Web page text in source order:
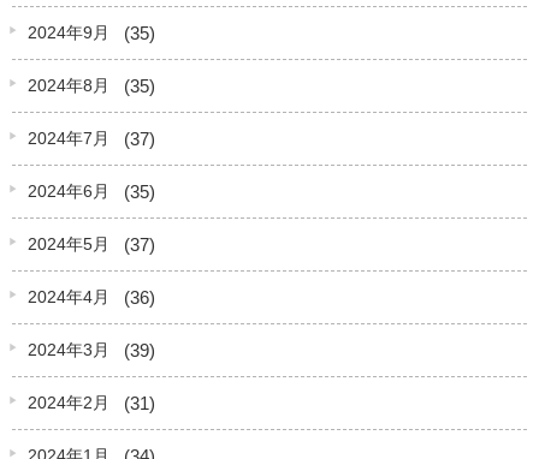
2024年9月 (35)
2024年8月 (35)
2024年7月 (37)
2024年6月 (35)
2024年5月 (37)
2024年4月 (36)
2024年3月 (39)
2024年2月 (31)
(34)